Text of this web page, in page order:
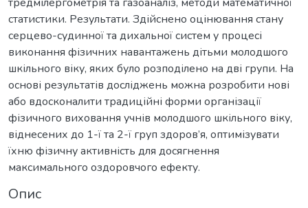
тредмілергометрія та газоаналіз, методи математичної
статистики. Результати. Здійснено оцінювання стану
серцево-судинної та дихальної систем у процесі
виконання фізичних навантажень дітьми молодшого
шкільного віку, яких було розподілено на дві групи. На
основі результатів досліджень можна розробити нові
або вдосконалити традиційні форми організації
фізичного виховання учнів молодшого шкільного віку,
віднесених до 1-ї та 2-ї груп здоров’я, оптимізувати
їхню фізичну активність для досягнення
максимального оздоровчого ефекту.
Опис